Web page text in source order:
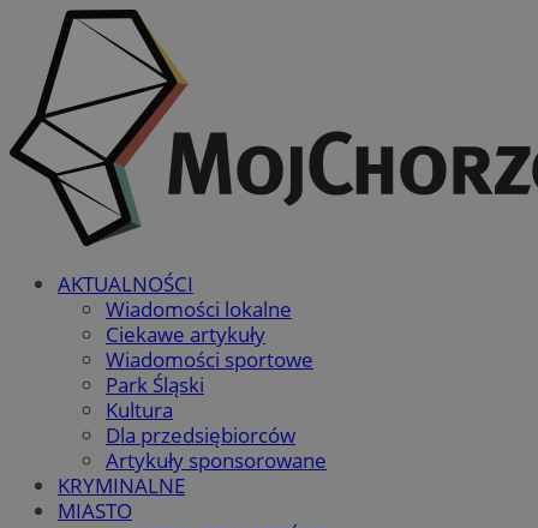
AKTUALNOŚCI
Wiadomości lokalne
Ciekawe artykuły
Wiadomości sportowe
Park Śląski
Kultura
Dla przedsiębiorców
Artykuły sponsorowane
KRYMINALNE
MIASTO